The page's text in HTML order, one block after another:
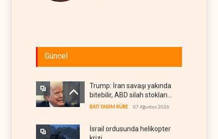
Güncel
Trump: İran savaşı yakında
bitebilir, ABD silah stokları
zorlanıyor
BATI YARIM KÜRE 07 Ağustos 2026
İsrail ordusunda helikopter